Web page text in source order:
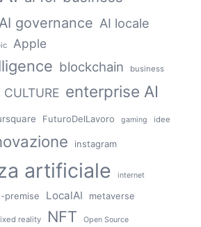
governance AI locale
Apple
blockchain business
enterprise AI
FuturoDelLavoro gaming idee
instagram
artificiale internet
premise LocalAI metaverse
reality NFT Open Source